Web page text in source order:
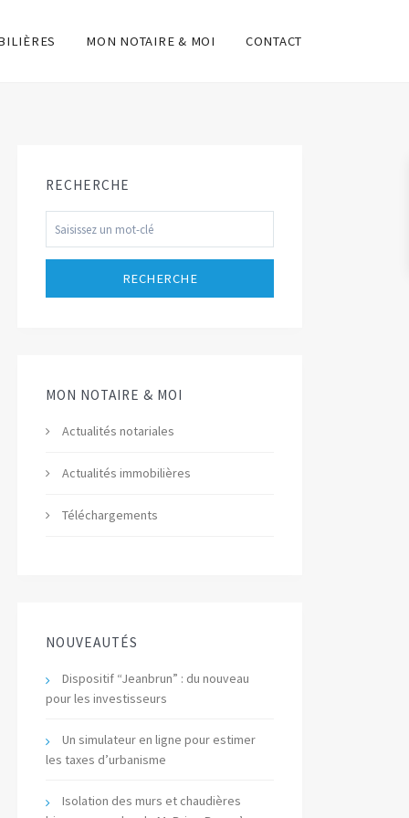
MON NOTAIRE & MOI CONTACT
RECHERCHE
RECHERCHE
MON NOTAIRE & MOI
Actualités notariales
Actualités immobilières
Téléchargements
NOUVEAUTÉS
Dispositif “Jeanbrun” : du nouveau
pour les investisseurs
Un simulateur en ligne pour estimer
les taxes d’urbanisme
Isolation des murs et chaudières